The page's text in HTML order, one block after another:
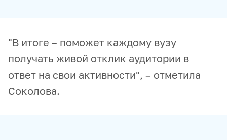
"В итоге – поможет каждому вузу
получать живой отклик аудитории в
ответ на свои активности", – отметила
Соколова.